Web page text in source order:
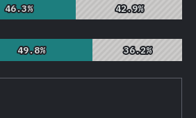
46.3%
46.3% 42.9%
42.9%
49.8%
49.8% 36.2%
36.2%